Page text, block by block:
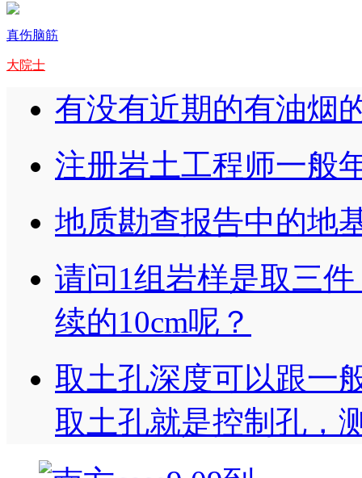
真伤脑筋
大院士
有没有近期的有油烟
注册岩土工程师一般
地质勘查报告中的地
请问1组岩样是取三
续的10cm呢？
取土孔深度可以跟一
取土孔就是控制孔，